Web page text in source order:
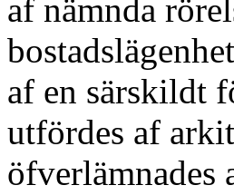
af nämnda
af en särskildt
utfördes af
öfverlämnades